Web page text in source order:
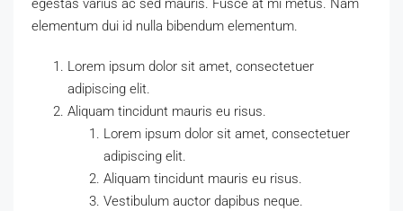
egestas varius ac sed mauris. Fusce at mi metus. Nam
elementum dui id nulla bibendum elementum.
Lorem ipsum dolor sit amet, consectetuer
adipiscing elit.
Aliquam tincidunt mauris eu risus.
Lorem ipsum dolor sit amet, consectetuer
adipiscing elit.
Aliquam tincidunt mauris eu risus.
Vestibulum auctor dapibus neque.